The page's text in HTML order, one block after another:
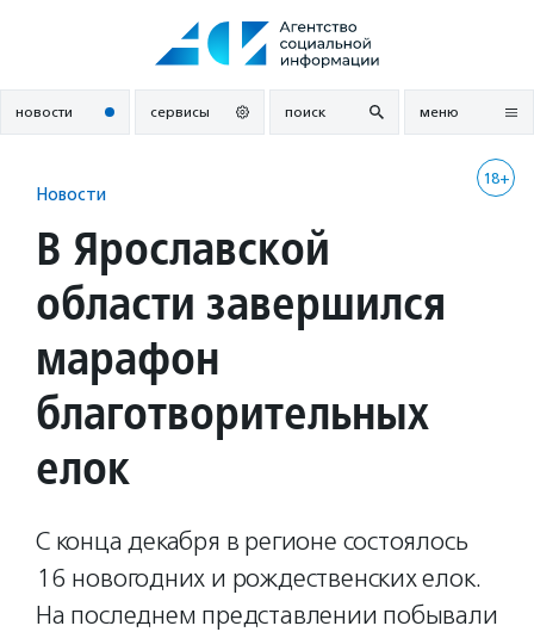
новости сервисы поиск меню
18+
Новости
В Ярославской
области завершился
марафон
благотворительных
елок
С конца декабря в регионе состоялось
16 новогодних и рождественских елок.
На последнем представлении побывали